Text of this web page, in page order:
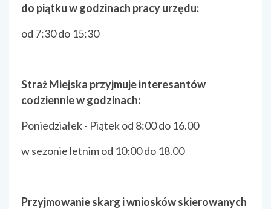
do piątku w godzinach pracy urzędu:
od 7:30 do 15:30
Straż Miejska przyjmuje interesantów
codziennie w godzinach:
Poniedziałek - Piątek od 8:00 do 16.00
w sezonie letnim od 10:00 do 18.00
Przyjmowanie skarg i wniosków skierowanych